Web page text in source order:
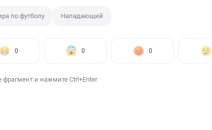
по футболу Нападающий
0 0 0
и нажмите Ctrl+Enter